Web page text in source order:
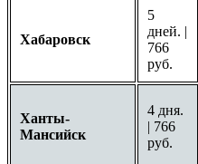
Хабаровск
5
дней. |
766
руб.
Ханты-
Мансийск
4 дня.
| 766
руб.